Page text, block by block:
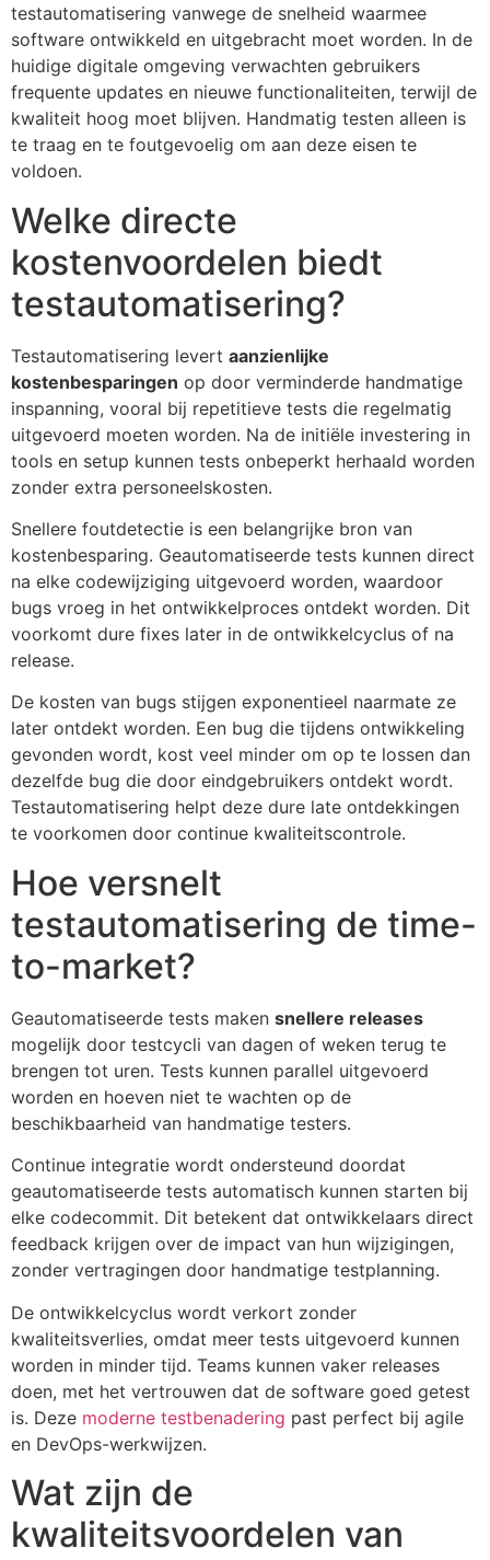
testautomatisering vanwege de snelheid waarmee
software ontwikkeld en uitgebracht moet worden. In de
huidige digitale omgeving verwachten gebruikers
frequente updates en nieuwe functionaliteiten, terwijl de
kwaliteit hoog moet blijven. Handmatig testen alleen is
te traag en te foutgevoelig om aan deze eisen te
voldoen.
Welke directe
kostenvoordelen biedt
testautomatisering?
Testautomatisering levert aanzienlijke
kostenbesparingen op door verminderde handmatige
inspanning, vooral bij repetitieve tests die regelmatig
uitgevoerd moeten worden. Na de initiële investering in
tools en setup kunnen tests onbeperkt herhaald worden
zonder extra personeelskosten.
Snellere foutdetectie is een belangrijke bron van
kostenbesparing. Geautomatiseerde tests kunnen direct
na elke codewijziging uitgevoerd worden, waardoor
bugs vroeg in het ontwikkelproces ontdekt worden. Dit
voorkomt dure fixes later in de ontwikkelcyclus of na
release.
De kosten van bugs stijgen exponentieel naarmate ze
later ontdekt worden. Een bug die tijdens ontwikkeling
gevonden wordt, kost veel minder om op te lossen dan
dezelfde bug die door eindgebruikers ontdekt wordt.
Testautomatisering helpt deze dure late ontdekkingen
te voorkomen door continue kwaliteitscontrole.
Hoe versnelt
testautomatisering de time-
to-market?
Geautomatiseerde tests maken snellere releases
mogelijk door testcycli van dagen of weken terug te
brengen tot uren. Tests kunnen parallel uitgevoerd
worden en hoeven niet te wachten op de
beschikbaarheid van handmatige testers.
Continue integratie wordt ondersteund doordat
geautomatiseerde tests automatisch kunnen starten bij
elke codecommit. Dit betekent dat ontwikkelaars direct
feedback krijgen over de impact van hun wijzigingen,
zonder vertragingen door handmatige testplanning.
De ontwikkelcyclus wordt verkort zonder
kwaliteitsverlies, omdat meer tests uitgevoerd kunnen
worden in minder tijd. Teams kunnen vaker releases
doen, met het vertrouwen dat de software goed getest
is. Deze moderne testbenadering past perfect bij agile
en DevOps-werkwijzen.
Wat zijn de
kwaliteitsvoordelen van